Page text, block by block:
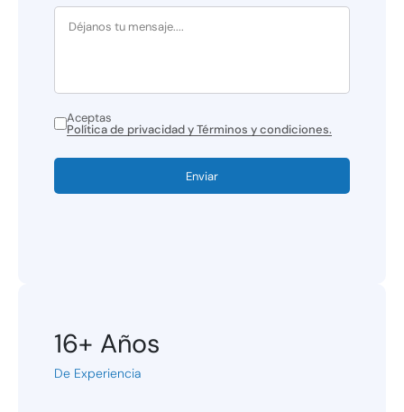
Aceptas
Política de privacidad y Términos y condiciones.
Enviar
16+ Años
De Experiencia